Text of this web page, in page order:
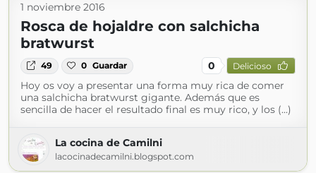
1 noviembre 2016
Rosca de hojaldre con salchicha
bratwurst
49 0 Guardar 0 Delicioso
Hoy os voy a presentar una forma muy rica de comer
una salchicha bratwurst gigante. Además que es
sencilla de hacer el resultado final es muy rico, y los (...)
La cocina de Camilni
lacocinadecamilni.blogspot.com